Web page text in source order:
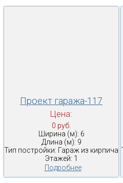
Проект гаража-117
Цена:
0 руб.
Ширина (м): 6
Длина (м): 9
Тип постройки: Гараж из кирпича
Этажей: 1
Подробнее